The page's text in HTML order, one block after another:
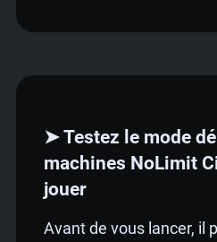
➤ Testez le mode
machines NoLimit
jouer
Avant de vous lancer, il